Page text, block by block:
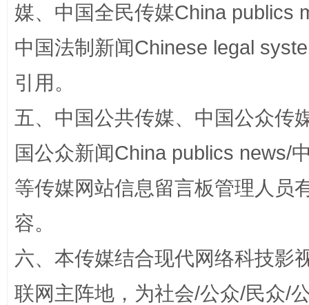
完善运行机制助力责任有效落实
东山县通报“牛蛙产品抗生素超标问题”
媒、中国全民传媒China publics
中国法制新闻Chinese legal
引用。
五、中国公共传媒、中国公众传
国公众新闻China publics news/
等传媒网站信息留言板管理人员
容。
六、本传媒结合现代网络科技影
联网主阵地，为社会/公众/民众/